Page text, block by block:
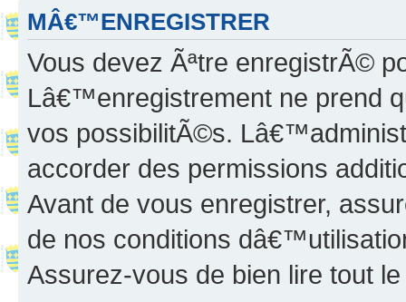
MÂ€™ENREGISTRER
Vous devez Ãªtre enregistrÃ©
Lâ€™enregistrement ne prend
vos possibilitÃ©s.
accorder des permissions
Avant de vous enregistrer,
de nos conditions
Assurez-vous de bien lire tout